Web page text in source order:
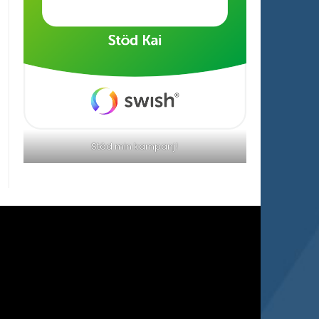
Stöd min kampanj!